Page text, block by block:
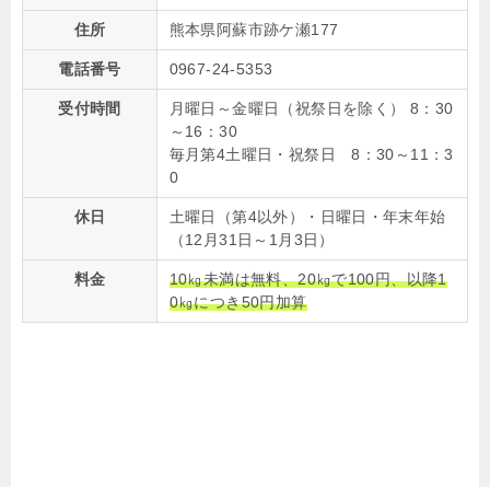
住所 熊本県阿蘇市跡ケ瀬177
電話番号 0967-24-5353
受付時間
月曜日～金曜日（祝祭日を除く） 8：30
～16：30
毎月第4土曜日・祝祭日 8：30～11：3
0
休日
土曜日（第4以外）・日曜日・年末年始
（12月31日～1月3日）
料金
10㎏未満は無料、20㎏で100円、以降1
0㎏につき50円加算